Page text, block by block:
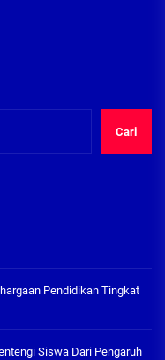
Cari
Pendidikan Tingkat
Siswa Dari Pengaruh